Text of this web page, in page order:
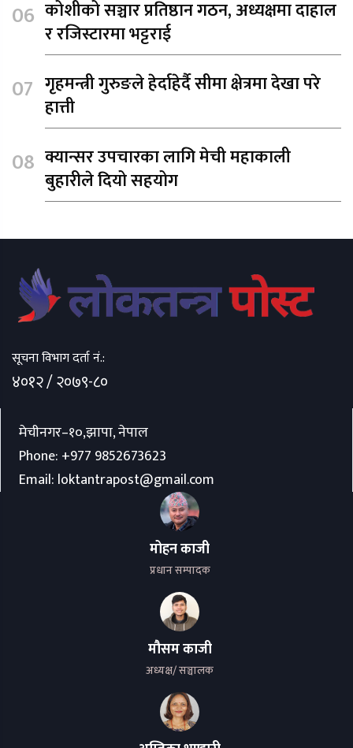
कोशीको सञ्चार प्रतिष्ठान गठन, अध्यक्षमा दाहाल
र रजिस्टारमा भट्टराई
गृहमन्त्री गुरुङले हेर्दाहेर्दै सीमा क्षेत्रमा देखा परे
हात्ती
क्यान्सर उपचारका लागि मेची महाकाली
बुहारीले दियो सहयोग
सूचना विभाग दर्ता नं.:
४०१२ / २०७९-८०
मेचीनगर–१०,झापा, नेपाल
Phone: +977 9852673623
Email: loktantrapost@gmail.com
मोहन काजी
प्रधान सम्पादक
मौसम काजी
अध्यक्ष/ सञ्चालक